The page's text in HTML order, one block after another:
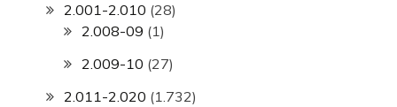
2.001-2.010 (28)
2.008-09 (1)
2.009-10 (27)
2.011-2.020 (1.732)